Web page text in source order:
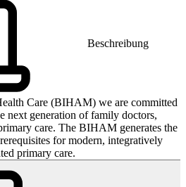
Beschreibung
Care (BIHAM) we are committed
next generation of family doctors,
generates the
for modern, integratively
primary care.